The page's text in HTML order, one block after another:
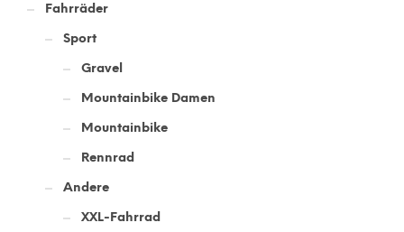
Fahrräder
Sport
Gravel
Mountainbike Damen
Mountainbike
Rennrad
Andere
XXL-Fahrrad